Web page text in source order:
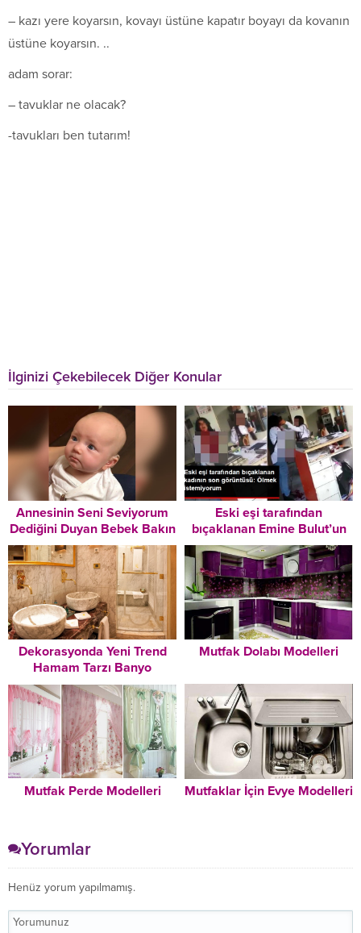
– kazı yere koyarsın, kovayı üstüne kapatır boyayı da kovanın
üstüne koyarsın. ..
adam sorar:
– tavuklar ne olacak?
-tavukları ben tutarım!
İlginizi Çekebilecek Diğer Konular
Annesinin Seni Seviyorum
Dediğini Duyan Bebek Bakın
Nasıl Duygulandı
Eski eşi tarafından
bıçaklanan Emine Bulut’un
son görüntüsü ortaya çıktı:
Ölmek istemiyorum
Dekorasyonda Yeni Trend
Hamam Tarzı Banyo
Dekorasyonu Modelleri
Mutfak Dolabı Modelleri
Mutfak Perde Modelleri Mutfaklar İçin Evye Modelleri
Yorumlar
Henüz yorum yapılmamış.